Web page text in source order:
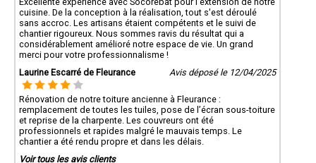
cuisine. De la conception à la réalisation, tout s'est déroulé
sans accroc. Les artisans étaient compétents et le suivi de
chantier rigoureux. Nous sommes ravis du résultat qui a
considérablement amélioré notre espace de vie. Un grand
merci pour votre professionnalisme !
Laurine Escarré de Fleurance
Avis déposé le 12/04/2025
Rénovation de notre toiture ancienne à Fleurance :
remplacement de toutes les tuiles, pose de l’écran sous-toiture
et reprise de la charpente. Les couvreurs ont été
professionnels et rapides malgré le mauvais temps. Le
chantier a été rendu propre et dans les délais.
Voir tous les avis clients